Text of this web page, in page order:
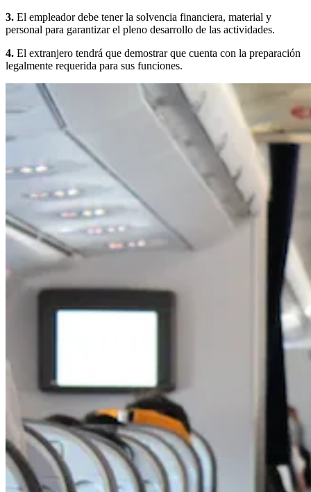
3. El empleador debe tener la solvencia financiera, material y
personal para garantizar el pleno desarrollo de las actividades.
4. El extranjero tendrá que demostrar que cuenta con la preparación
legalmente requerida para sus funciones.